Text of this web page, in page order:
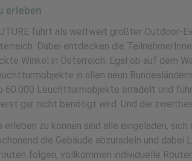
erleben
führt als weltweit größter Outdoor-
Dabei entdecken die
Winkel in Österreich. Egal ob auf dem
in allen neun
60.000 Leuchtturmobjekte erradelt und
gar nicht benötigt wird. Und die
zu können sind alle eingeladen,
die Gebäude abzuradeln und
folgen, vollkommen individuelle